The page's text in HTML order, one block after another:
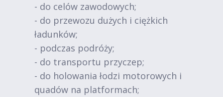
- do celów zawodowych;
- do przewozu dużych i ciężkich
ładunków;
- podczas podróży;
- do transportu przyczep;
- do holowania łodzi motorowych i
quadów na platformach;